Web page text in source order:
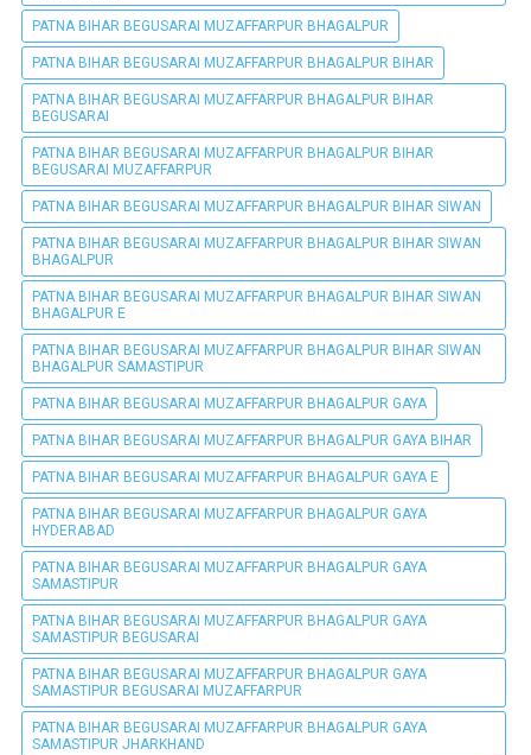
PATNA BIHAR BEGUSARAI MUZAFFARPUR BHAGALPUR
PATNA BIHAR BEGUSARAI MUZAFFARPUR BHAGALPUR BIHAR
PATNA BIHAR BEGUSARAI MUZAFFARPUR BHAGALPUR BIHAR
BEGUSARAI
PATNA BIHAR BEGUSARAI MUZAFFARPUR BHAGALPUR BIHAR
BEGUSARAI MUZAFFARPUR
PATNA BIHAR BEGUSARAI MUZAFFARPUR BHAGALPUR BIHAR SIWAN
PATNA BIHAR BEGUSARAI MUZAFFARPUR BHAGALPUR BIHAR SIWAN
BHAGALPUR
PATNA BIHAR BEGUSARAI MUZAFFARPUR BHAGALPUR BIHAR SIWAN
BHAGALPUR E
PATNA BIHAR BEGUSARAI MUZAFFARPUR BHAGALPUR BIHAR SIWAN
BHAGALPUR SAMASTIPUR
PATNA BIHAR BEGUSARAI MUZAFFARPUR BHAGALPUR GAYA
PATNA BIHAR BEGUSARAI MUZAFFARPUR BHAGALPUR GAYA BIHAR
PATNA BIHAR BEGUSARAI MUZAFFARPUR BHAGALPUR GAYA E
PATNA BIHAR BEGUSARAI MUZAFFARPUR BHAGALPUR GAYA
HYDERABAD
PATNA BIHAR BEGUSARAI MUZAFFARPUR BHAGALPUR GAYA
SAMASTIPUR
PATNA BIHAR BEGUSARAI MUZAFFARPUR BHAGALPUR GAYA
SAMASTIPUR BEGUSARAI
PATNA BIHAR BEGUSARAI MUZAFFARPUR BHAGALPUR GAYA
SAMASTIPUR BEGUSARAI MUZAFFARPUR
PATNA BIHAR BEGUSARAI MUZAFFARPUR BHAGALPUR GAYA
SAMASTIPUR JHARKHAND